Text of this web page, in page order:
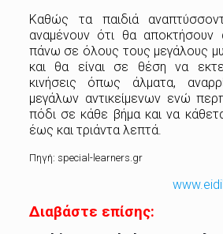
Καθώς τα παιδιά
αναμένουν ότι θα αποκτήσουν
πάνω σε όλους τους μεγάλους
και θα είναι σε θέση να
κινήσεις όπως άλματα,
μεγάλων αντικείμενων ενώ
πόδι σε κάθε βήμα και να
έως και τριάντα λεπτά.
Πηγή: special-learners.gr
Διαβάστε επίσης: